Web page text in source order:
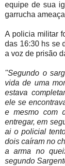
equipe de sua
garrucha
A policia militar
das 16:30 hs se
a voz de prisão
"Segundo o
vida de uma
estava
ele se
e mesmo com
entregar, em
ai o policial
dois caíram no
a arma no
segundo